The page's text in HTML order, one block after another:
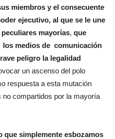
miembros y el consecuente
ejecutivo, al que se le une
mayorías, que
medios de comunicación
peligro la legalidad
un ascenso del polo
respuesta a esta mutación
compartidos por la mayoría
que simplemente esbozamos